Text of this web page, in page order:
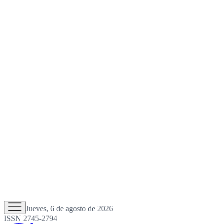
Jueves, 6 de agosto de 2026
ISSN 2745-2794